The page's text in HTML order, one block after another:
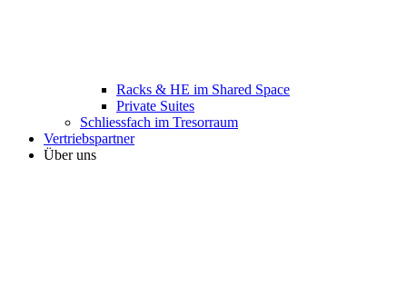
Racks & HE im Shared Space
Private Suites
Schliessfach im Tresorraum
Vertriebspartner
Über uns